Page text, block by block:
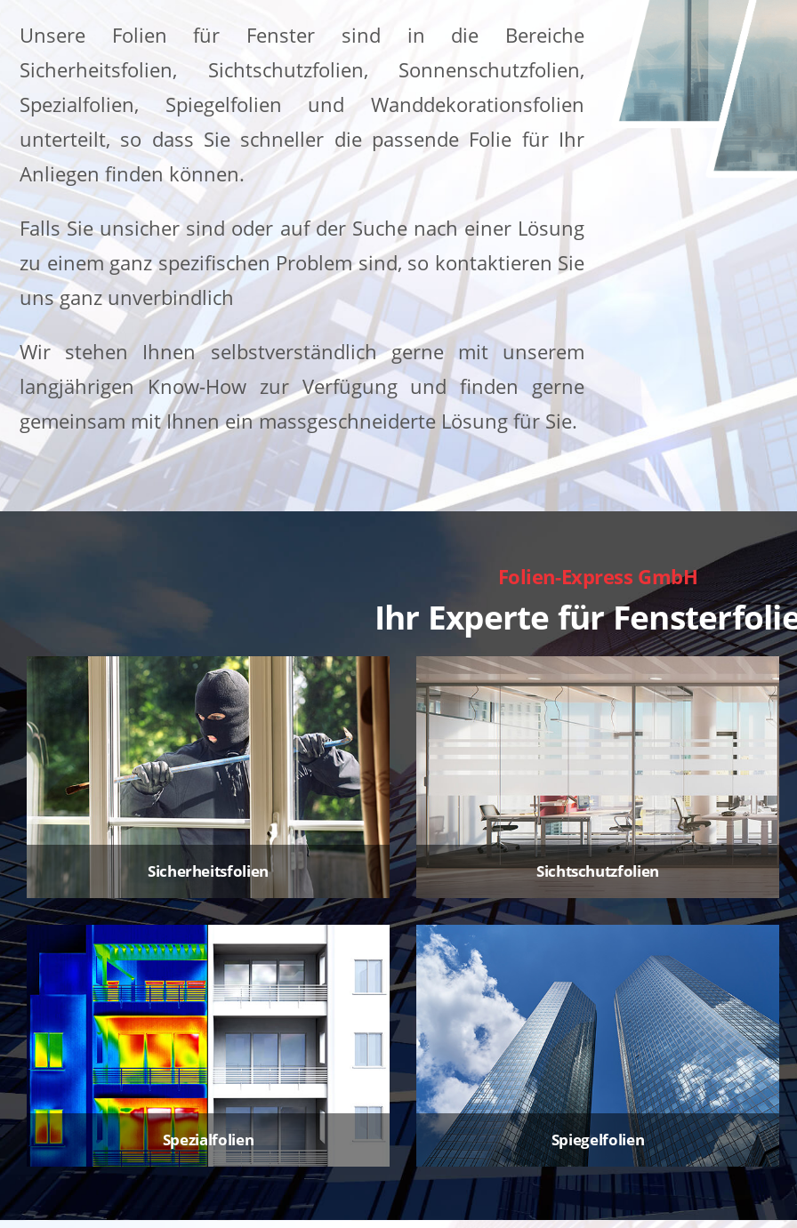
Unsere Folien für Fenster sind in die Bereiche
Sicherheitsfolien, Sichtschutzfolien, Sonnenschutzfolien,
Spezialfolien, Spiegelfolien und Wanddekorationsfolien
unterteilt, so dass Sie schneller die passende Folie für Ihr
Anliegen finden können.
Falls Sie unsicher sind oder auf der Suche nach einer Lösung
zu einem ganz spezifischen Problem sind, so kontaktieren Sie
uns ganz unverbindlich
Wir stehen Ihnen selbstverständlich gerne mit unserem
langjährigen Know-How zur Verfügung und finden gerne
gemeinsam mit Ihnen ein massgeschneiderte Lösung für Sie.
Folien-Express GmbH
Ihr Experte für
Sicherheitsfolien
Spezialfolien
Sichtschutzfolien
Spiegelfolien